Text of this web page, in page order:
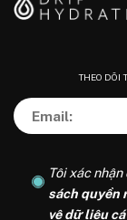
THEO DÕI
Tôi xác
sách quyền
vệ dữ liệu